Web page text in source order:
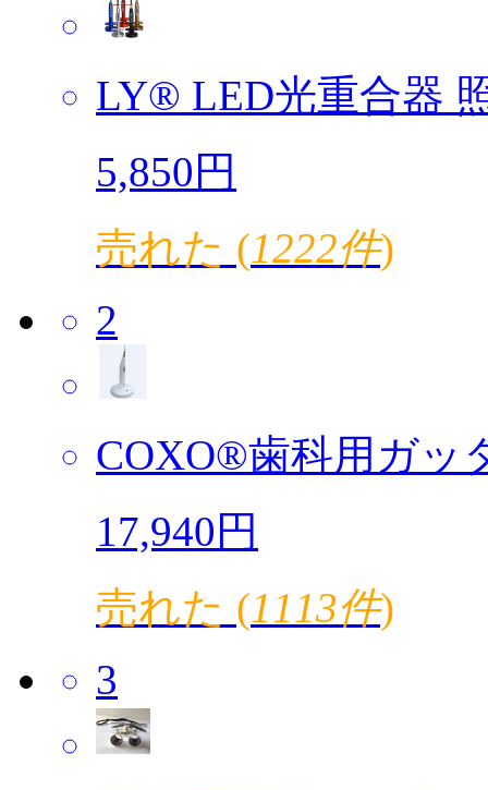
LY® LED光重合器
5,850円
売れた (1222件)
2
COXO®歯科用ガッ
17,940円
売れた (1113件)
3